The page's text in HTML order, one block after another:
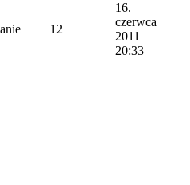
12
16.
czerwca
2011
20:33